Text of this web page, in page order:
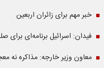
خبر مهم برای زائران اربعین
فیدان: اسرائیل برنامه‌ای برای
معاون وزیر خارجه: مذاکره نه